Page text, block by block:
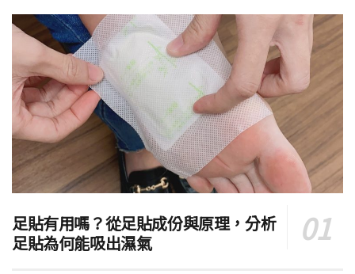
足貼有用嗎？從足貼成份與原理，分析
足貼為何能吸出濕氣